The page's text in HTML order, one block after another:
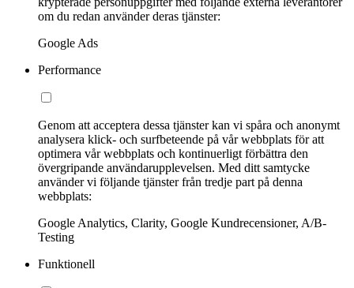
om du redan använder deras tjänster:
Google Ads
Performance
Genom att acceptera dessa tjänster kan vi spåra och anonymt
analysera klick- och surfbeteende på vår webbplats för att
optimera vår webbplats och kontinuerligt förbättra den
övergripande användarupplevelsen. Med ditt samtycke
använder vi följande tjänster från tredje part på denna
webbplats:
Google Analytics, Clarity, Google Kundrecensioner, A/B-
Testing
Funktionell